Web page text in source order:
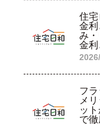
住宅
金利
み・
金利
フラ
メ
ッ
で